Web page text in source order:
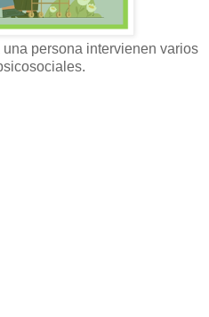
persona intervienen varios